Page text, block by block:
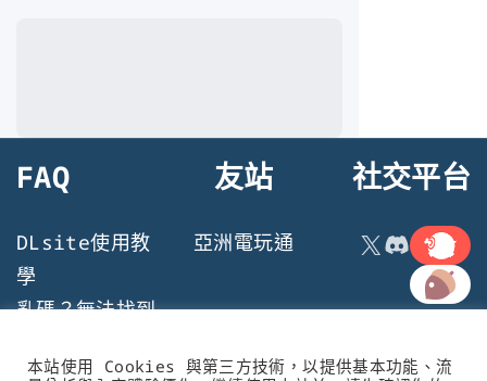
FAQ
DLsite使用教
學
亂碼？無法找到
友站
亞洲電玩通
社交平台
X Discord
連結
連結
本站使用 Cookies 與第三方技術，以提供基本功能、流